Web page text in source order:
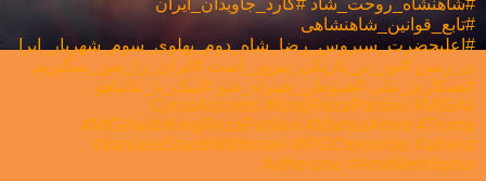
#شاهنشاه_روحت_شاد #گارد_جاویدان_ایران
#تابع_قوانین_شاهنشاهی
#اعلیحضرت_سیروس_رضا_شاه_دوم_پهلوی_سوم_شهریار_ایرا
ن_زمین #نور_بر_تاریکی_پیروز_است #ایران_را_پس_میگیریم
#همکاری_ملی⁩ #هموطن_همراه_شو #لبیک_یا_نتانیاهو
#CyrusAccords #KingRezaPahlavi #MIGA
#MIGAwithKingRezaPahlavi #MahsaAmini #Trump
#IraniansStandWithIsrael #IRGCterrorists #atheist
#atheisme #AmirMehdipour